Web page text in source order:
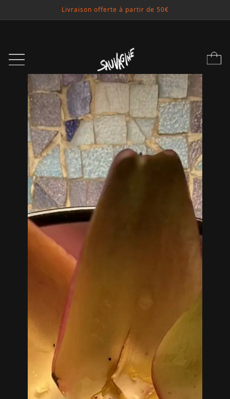
Livraison offerte à partir de 50€